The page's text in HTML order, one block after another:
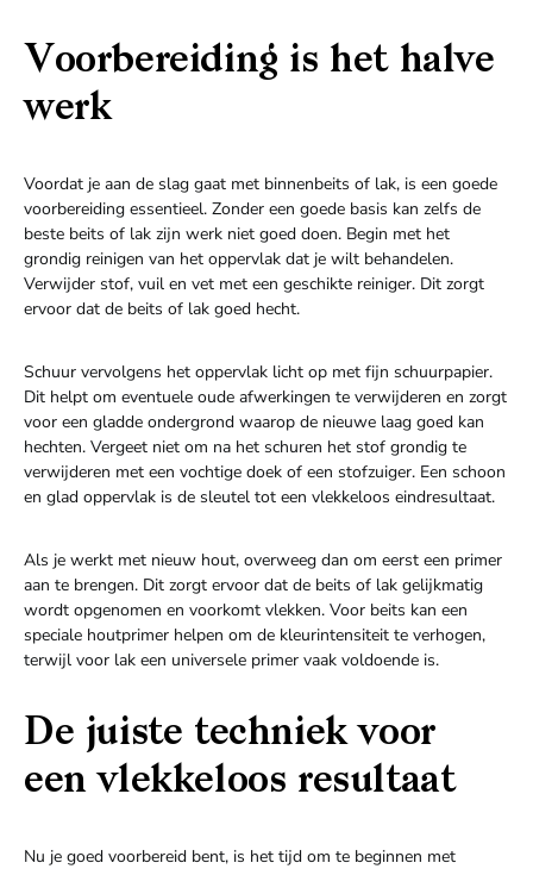
Voorbereiding is het halve
werk
Voordat je aan de slag gaat met binnenbeits of lak, is een goede
voorbereiding essentieel. Zonder een goede basis kan zelfs de
beste beits of lak zijn werk niet goed doen. Begin met het
grondig reinigen van het oppervlak dat je wilt behandelen.
Verwijder stof, vuil en vet met een geschikte reiniger. Dit zorgt
ervoor dat de beits of lak goed hecht.
Schuur vervolgens het oppervlak licht op met fijn schuurpapier.
Dit helpt om eventuele oude afwerkingen te verwijderen en zorgt
voor een gladde ondergrond waarop de nieuwe laag goed kan
hechten. Vergeet niet om na het schuren het stof grondig te
verwijderen met een vochtige doek of een stofzuiger. Een schoon
en glad oppervlak is de sleutel tot een vlekkeloos eindresultaat.
Als je werkt met nieuw hout, overweeg dan om eerst een primer
aan te brengen. Dit zorgt ervoor dat de beits of lak gelijkmatig
wordt opgenomen en voorkomt vlekken. Voor beits kan een
speciale houtprimer helpen om de kleurintensiteit te verhogen,
terwijl voor lak een universele primer vaak voldoende is.
De juiste techniek voor
een vlekkeloos resultaat
Nu je goed voorbereid bent, is het tijd om te beginnen met